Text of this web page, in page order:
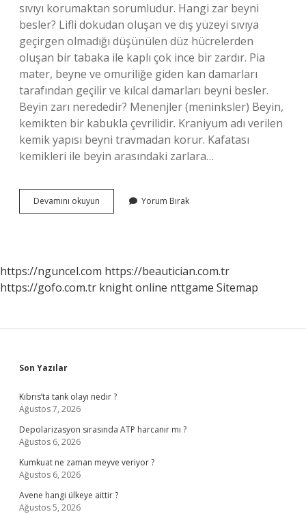
sıvıyı korumaktan sorumludur. Hangi zar beyni
besler? Lifli dokudan oluşan ve dış yüzeyi sıvıya
geçirgen olmadığı düşünülen düz hücrelerden
oluşan bir tabaka ile kaplı çok ince bir zardır. Pia
mater, beyne ve omuriliğe giden kan damarları
tarafından geçilir ve kılcal damarları beyni besler.
Beyin zarı nerededir? Menenjler (meninksler) Beyin,
kemikten bir kabukla çevrilidir. Kraniyum adı verilen
kemik yapısı beyni travmadan korur. Kafatası
kemikleri ile beyin arasındaki zarlara…
Devamını okuyun Beyinde
Kaç
Yorum Bırak
https://nguncel.com https://beautician.com.tr
https://gofo.com.tr knight online nttgame Sitemap
Sidebar
Son Yazılar
Kıbrıs’ta tank olayı nedir ?
Ağustos 7, 2026
Depolarizasyon sırasında ATP harcanır mı ?
Ağustos 6, 2026
Kumkuat ne zaman meyve veriyor ?
Ağustos 6, 2026
Avene hangi ülkeye aittir ?
Ağustos 5, 2026